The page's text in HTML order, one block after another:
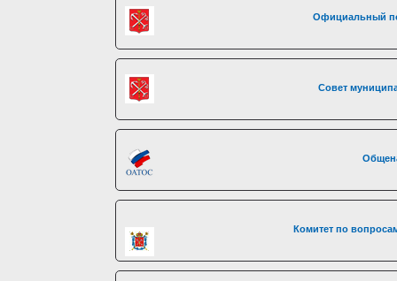
Официальный
Совет
Комитет по